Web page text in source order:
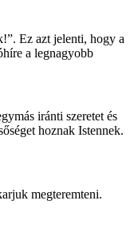
Ez azt jelenti, hogy a
a legnagyobb
iránti szeretet és
hoznak Istennek.
megteremteni.